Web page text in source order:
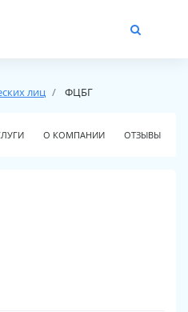
лиц ФЦБГ
О КОМПАНИИ ОТЗЫВЫ